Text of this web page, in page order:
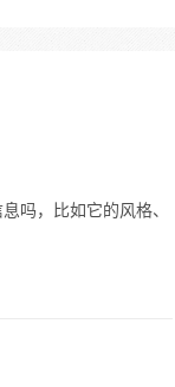
吗，比如它的风格、